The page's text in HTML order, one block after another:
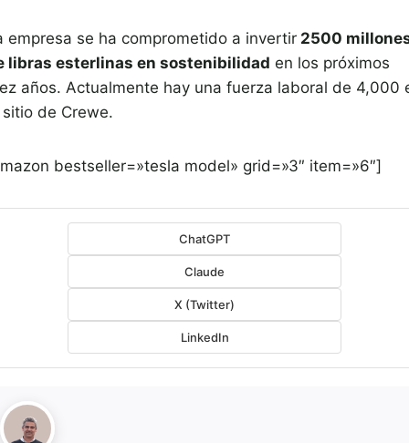
empresa se ha comprometido a invertir 2500
libras esterlinas en sostenibilidad en los próximos
años. Actualmente hay una fuerza laboral de 4,000
de Crewe.
bestseller=»tesla model» grid=»3″ item=»6″]
ChatGPT
Claude
X (Twitter)
LinkedIn